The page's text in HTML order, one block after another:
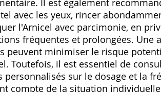
Il est également
avec les yeux, rincer
l'Arnicel avec parcimonie, en
fréquentes et prolongées. Une
peuvent minimiser le risque
Toutefois, il est essentiel de
personnalisés sur le dosage et la
compte de la situation